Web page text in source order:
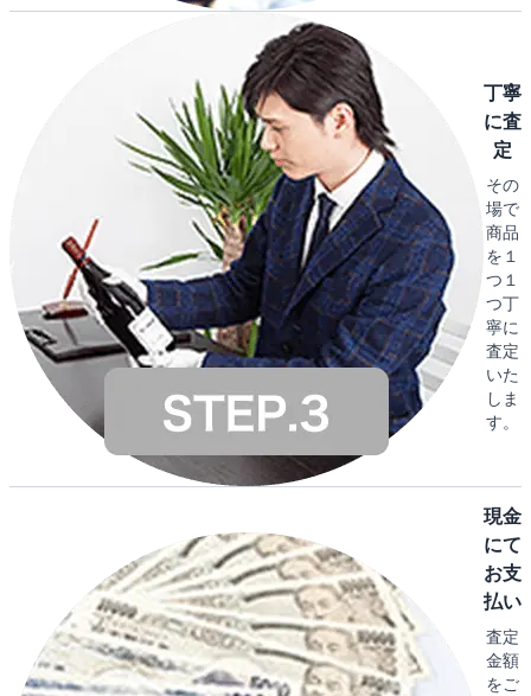
丁寧
に査
定
その
場で
商品
を１
つ１
つ丁
寧に
査定
いた
しま
す。
現金
にて
お支
払い
査定
金額
をご